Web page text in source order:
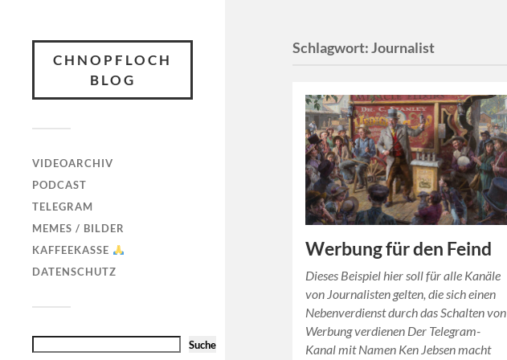
CHNOPFLOCH
BLOG
VIDEOARCHIV
PODCAST
TELEGRAM
MEMES / BILDER
KAFFEEKASSE
DATENSCHUTZ
Suche
Schlagwort:Journalist
Werbung für den Feind
Dieses Beispiel hier soll für alle Kanäle
von Journalisten gelten, die sich einen
Nebenverdienst durch das Schalten von
Werbung verdienen Der Telegram-
Kanal mit Namen Ken Jebsen macht